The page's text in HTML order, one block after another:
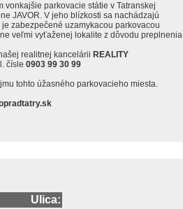
vonkajšie parkovacie státie v Tatranskej
JAVOR. V jeho blízkosti sa nachádzajú
zabezpečené uzamykacou parkovacou
veľmi vyťaženej lokalite z dôvodu preplnenia
realitnej kancelárii REALITY
čísle 0903 99 30 99
tohto úžasného parkovacieho miesta.
Ulica: